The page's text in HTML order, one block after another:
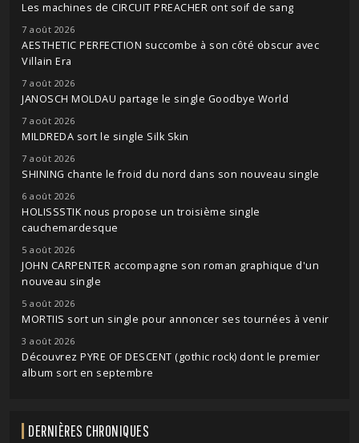
Les machines de CIRCUIT PREACHER ont soif de sang
7 août 2026
AESTHETIC PERFECTION succombe à son côté obscur avec
Villain Era
7 août 2026
JANOSCH MOLDAU partage le single Goodbye World
7 août 2026
MILDREDA sort le single Silk Skin
7 août 2026
SHINING chante le froid du nord dans son nouveau single
6 août 2026
HOLISSSTIK nous propose un troisième single
cauchemardesque
5 août 2026
JOHN CARPENTER accompagne son roman graphique d'un
nouveau single
5 août 2026
MORTIIS sort un single pour annoncer ses tournées à venir
3 août 2026
Découvrez PYRE OF DESCENT (gothic rock) dont le premier
album sort en septembre
DERNIÈRES CHRONIQUES